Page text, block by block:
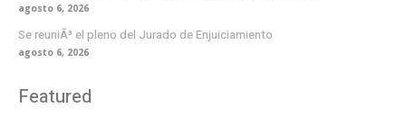
agosto 6, 2026
Se reuniÃ³ el pleno del Jurado de Enjuiciamiento
agosto 6, 2026
Featured